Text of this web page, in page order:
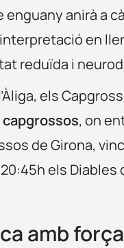
enguany anirà a
interpretació en
reduïda i
els
capgrossos, on
de Girona,
els
amb